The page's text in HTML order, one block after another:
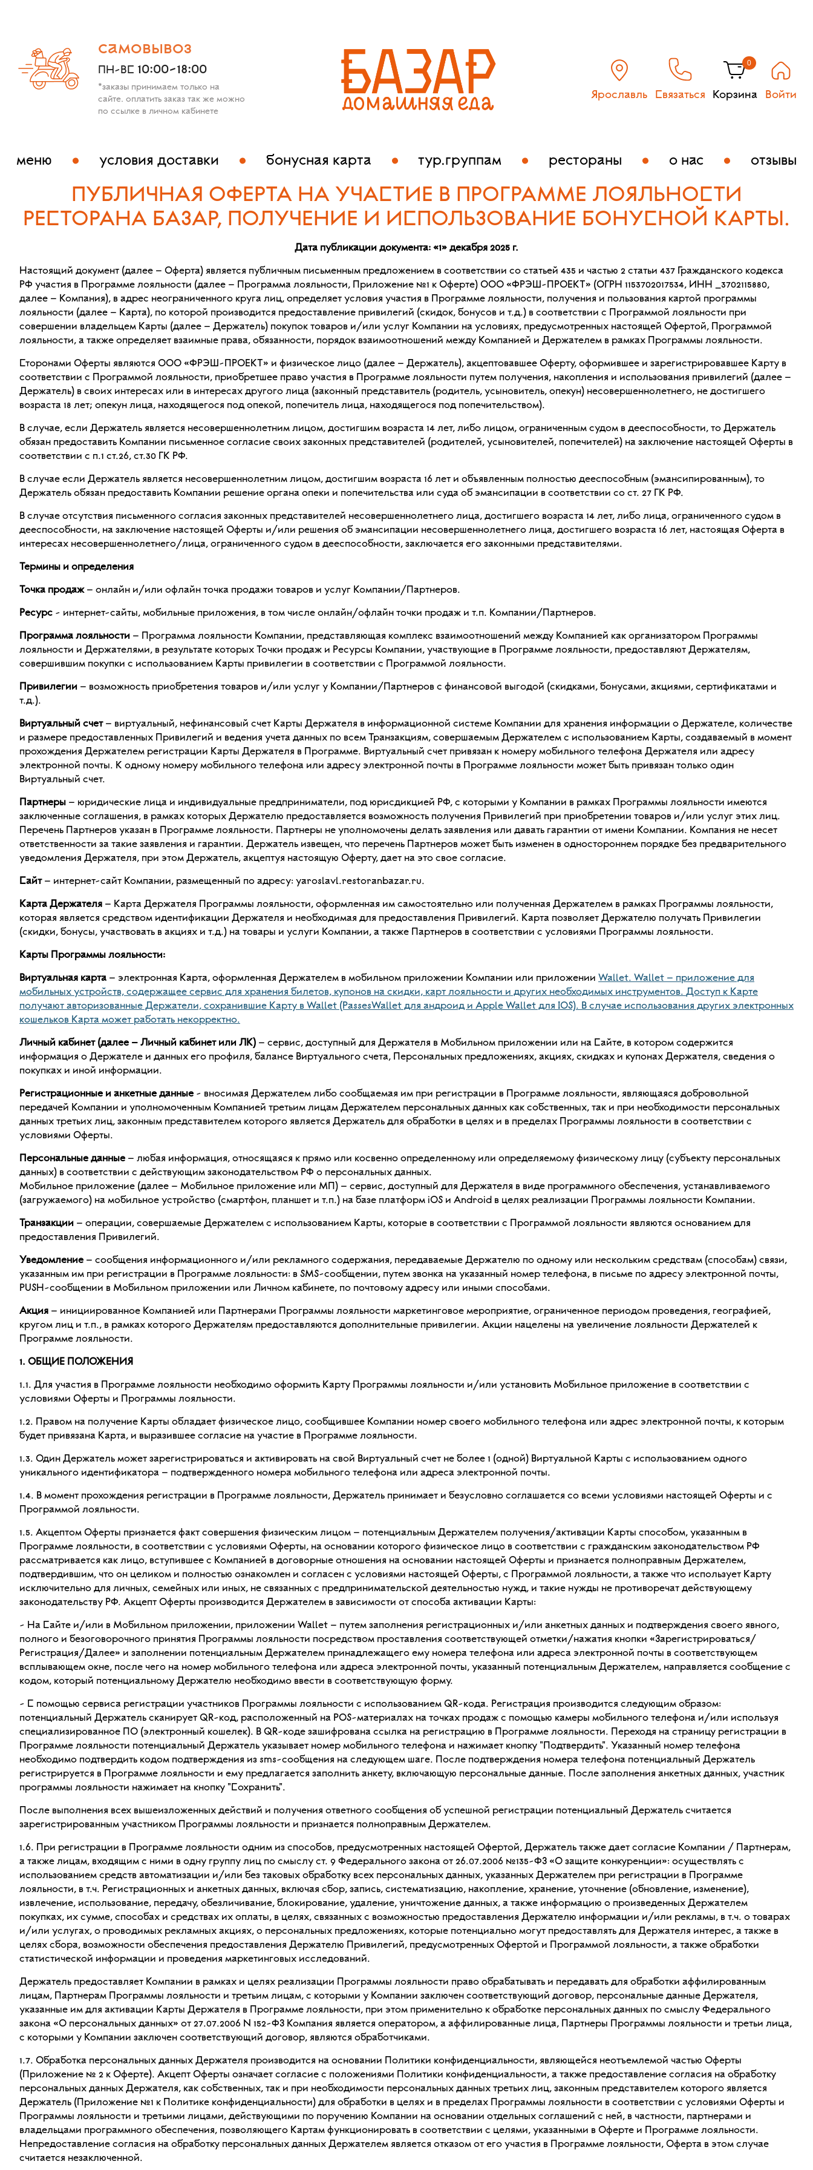
самовывоз
ПН-ВС 10:00-18:00
*заказы принимаем только на
сайте. оплатить заказ так же можно
по ссылке в личном кабинете
Ярославль Связаться
0
Корзина Войти
меню условия доставки бонусная карта тур.группам рестораны о нас отзывы
ПУБЛИЧНАЯ ОФЕРТА НА УЧАСТИЕ В ПРОГРАММЕ ЛОЯЛЬНОСТИ
РЕСТОРАНА БАЗАР, ПОЛУЧЕНИЕ И ИСПОЛЬЗОВАНИЕ БОНУСНОЙ КАРТЫ.
Дата публикации документа: «1» декабря 2025 г.
Настоящий документ (далее – Оферта) является публичным письменным предложением в соответствии со статьей 435 и частью 2 статьи 437 Гражданского кодекса
РФ участия в Программе лояльности (далее – Программа лояльности, Приложение №1 к Оферте) ООО «ФРЭШ-ПРОЕКТ» (ОГРН 1153702017534, ИНН _3702115880,
далее – Компания), в адрес неограниченного круга лиц, определяет условия участия в Программе лояльности, получения и пользования картой программы
лояльности (далее – Карта), по которой производится предоставление привилегий (скидок, бонусов и т.д.) в соответствии с Программой лояльности при
совершении владельцем Карты (далее – Держатель) покупок товаров и/или услуг Компании на условиях, предусмотренных настоящей Офертой, Программой
лояльности, а также определяет взаимные права, обязанности, порядок взаимоотношений между Компанией и Держателем в рамках Программы лояльности.
Сторонами Оферты являются ООО «ФРЭШ-ПРОЕКТ» и физическое лицо (далее – Держатель), акцептовавшее Оферту, оформившее и зарегистрировавшее Карту в
соответствии с Программой лояльности, приобретшее право участия в Программе лояльности путем получения, накопления и использования привилегий (далее –
Держатель) в своих интересах или в интересах другого лица (законный представитель (родитель, усыновитель, опекун) несовершеннолетнего, не достигшего
возраста 18 лет; опекун лица, находящегося под опекой, попечитель лица, находящегося под попечительством).
В случае, если Держатель является несовершеннолетним лицом, достигшим возраста 14 лет, либо лицом, ограниченным судом в дееспособности, то Держатель
обязан предоставить Компании письменное согласие своих законных представителей (родителей, усыновителей, попечителей) на заключение настоящей Оферты в
соответствии с п.1 ст.26, ст.30 ГК РФ.
В случае если Держатель является несовершеннолетним лицом, достигшим возраста 16 лет и объявленным полностью дееспособным (эмансипированным), то
Держатель обязан предоставить Компании решение органа опеки и попечительства или суда об эмансипации в соответствии со ст. 27 ГК РФ.
В случае отсутствия письменного согласия законных представителей несовершеннолетнего лица, достигшего возраста 14 лет, либо лица, ограниченного судом в
дееспособности, на заключение настоящей Оферты и/или решения об эмансипации несовершеннолетнего лица, достигшего возраста 16 лет, настоящая Оферта в
интересах несовершеннолетнего/лица, ограниченного судом в дееспособности, заключается его законными представителями.
Термины и определения
Точка продаж– онлайн и/или офлайн точка продажи товаров и услуг Компании/Партнеров.
Ресурс - интернет-сайты, мобильные приложения, в том числе онлайн/офлайн точки продаж и т.п. Компании/Партнеров.
Программа лояльности – Программа лояльности Компании, представляющая комплекс взаимоотношений между Компанией как организатором Программы
лояльности и Держателями, в результате которых Точки продаж и Ресурсы Компании, участвующие в Программе лояльности, предоставляют Держателям,
совершившим покупки с использованием Карты привилегии в соответствии с Программой лояльности.
Привилегии – возможность приобретения товаров и/или услуг у Компании/Партнеров с финансовой выгодой (скидками, бонусами, акциями, сертификатами и
т.д.).
Виртуальный счет– виртуальный, нефинансовый счет Карты Держателя в информационной системе Компании для хранения информации о Держателе, количестве
и размере предоставленных Привилегий и ведения учета данных по всем Транзакциям, совершаемым Держателем с использованием Карты, создаваемый в момент
прохождения Держателем регистрации Карты Держателя в Программе. Виртуальный счет привязан к номеру мобильного телефона Держателя или адресу
электронной почты. К одному номеру мобильного телефона или адресу электронной почты в Программе лояльности может быть привязан только один
Виртуальный счет.
Партнеры – юридические лица и индивидуальные предприниматели, под юрисдикцией РФ, с которыми у Компании в рамках Программы лояльности имеются
заключенные соглашения, в рамках которых Держателю предоставляется возможность получения Привилегий при приобретении товаров и/или услуг этих лиц.
Перечень Партнеров указан в Программе лояльности. Партнеры не уполномочены делать заявления или давать гарантии от имени Компании. Компания не несет
ответственности за такие заявления и гарантии. Держатель извещен, что перечень Партнеров может быть изменен в одностороннем порядке без предварительного
уведомления Держателя, при этом Держатель, акцептуя настоящую Оферту, дает на это свое согласие.
Сайт– интернет-сайт Компании, размещенный по адресу: yaroslavl.restoranbazar.ru.
Карта Держателя – Карта Держателя Программы лояльности, оформленная им самостоятельно или полученная Держателем в рамках Программы лояльности,
которая является средством идентификации Держателя и необходимая для предоставления Привилегий. Карта позволяет Держателю получать Привилегии
(скидки, бонусы, участвовать в акциях и т.д.) на товары и услуги Компании, а также Партнеров в соответствии с условиями Программы лояльности.
Карты Программы лояльности:
Виртуальная карта– электронная Карта, оформленная Держателем в мобильном приложении Компании или приложении Wallet. Wallet – приложение для
мобильных устройств, содержащее сервис для хранения билетов, купонов на скидки, карт лояльности и других необходимых инструментов. Доступ к Карте
получают авторизованные Держатели, сохранившие Карту в Wallet (PassesWallet для андроид и Apple Wallet для IOS). В случае использования других электронных
кошельков Карта может работать некорректно.
Личный кабинет (далее – Личный кабинет или ЛК) – сервис, доступный для Держателя в Мобильном приложении или на Сайте, в котором содержится
информация о Держателе и данных его профиля, балансе Виртуального счета, Персональных предложениях, акциях, скидках и купонах Держателя, сведения о
покупках и иной информации.
Регистрационные и анкетные данные - вносимая Держателем либо сообщаемая им при регистрации в Программе лояльности, являющаяся добровольной
передачей Компании и уполномоченным Компанией третьим лицам Держателем персональных данных как собственных, так и при необходимости персональных
данных третьих лиц, законным представителем которого является Держатель для обработки в целях и в пределах Программы лояльности в соответствии с
условиями Оферты.
Персональные данные – любая информация, относящаяся к прямо или косвенно определенному или определяемому физическому лицу (субъекту персональных
данных) в соответствии с действующим законодательством РФ о персональных данных.
Мобильное приложение (далее – Мобильное приложение или МП) – сервис, доступный для Держателя в виде программного обеспечения, устанавливаемого
(загружаемого) на мобильное устройство (смартфон, планшет и т.п.) на базе платформ iOS и Android в целях реализации Программы лояльности Компании.
Транзакции – операции, совершаемые Держателем с использованием Карты, которые в соответствии с Программой лояльности являются основанием для
предоставления Привилегий.
Уведомление – сообщения информационного и/или рекламного содержания, передаваемые Держателю по одному или нескольким средствам (способам) связи,
указанным им при регистрации в Программе лояльности: в SMS-сообщении, путем звонка на указанный номер телефона, в письме по адресу электронной почты,
PUSH-сообщении в Мобильном приложении или Личном кабинете, по почтовому адресу или иными способами.
Акция – инициированное Компанией или Партнерами Программы лояльности маркетинговое мероприятие, ограниченное периодом проведения, географией,
кругом лиц и т.п., в рамках которого Держателям предоставляются дополнительные привилегии. Акции нацелены на увеличение лояльности Держателей к
Программе лояльности.
1. ОБЩИЕ ПОЛОЖЕНИЯ
1.1. Для участия в Программе лояльности необходимо оформить Карту Программы лояльности и/или установить Мобильное приложение в соответствии с
условиями Оферты и Программы лояльности.
1.2. Правом на получение Карты обладает физическое лицо, сообщившее Компании номер своего мобильного телефона или адрес электронной почты, к которым
будет привязана Карта, и выразившее согласие на участие в Программе лояльности.
1.3. Один Держатель может зарегистрироваться и активировать на свой Виртуальный счет не более 1 (одной) Виртуальной Карты с использованием одного
уникального идентификатора – подтвержденного номера мобильного телефона или адреса электронной почты.
1.4. В момент прохождения регистрации в Программе лояльности, Держатель принимает и безусловно соглашается со всеми условиями настоящей Оферты и с
Программой лояльности.
1.5. Акцептом Оферты признается факт совершения физическим лицом – потенциальным Держателем получения/активации Карты способом, указанным в
Программе лояльности, в соответствии с условиями Оферты, на основании которого физическое лицо в соответствии с гражданским законодательством РФ
рассматривается как лицо, вступившее с Компанией в договорные отношения на основании настоящей Оферты и признается полноправным Держателем,
подтвердившим, что он целиком и полностью ознакомлен и согласен с условиями настоящей Оферты, с Программой лояльности, а также что использует Карту
исключительно для личных, семейных или иных, не связанных с предпринимательской деятельностью нужд, и такие нужды не противоречат действующему
законодательству РФ. Акцепт Оферты производится Держателем в зависимости от способа активации Карты:
- На Сайте и/или в Мобильном приложении, приложении Wallet – путем заполнения регистрационных и/или анкетных данных и подтверждения своего явного,
полного и безоговорочного принятия Программы лояльности посредством проставления соответствующей отметки/нажатия кнопки «Зарегистрироваться/
Регистрация/Далее» и заполнении потенциальным Держателем принадлежащего ему номера телефона или адреса электронной почты в соответствующем
всплывающем окне, после чего на номер мобильного телефона или адреса электронной почты, указанный потенциальным Держателем, направляется сообщение с
кодом, который потенциальному Держателю необходимо ввести в соответствующую форму.
- С помощью сервиса регистрации участников Программы лояльности с использованием QR-кода. Регистрация производится следующим образом:
потенциальный Держатель сканирует QR-код, расположенный на POS-материалах на точках продаж с помощью камеры мобильного телефона и/или используя
специализированное ПО (электронный кошелек). В QR-коде зашифрована ссылка на регистрацию в Программе лояльности. Переходя на страницу регистрации в
Программе лояльности потенциальный Держатель указывает номер мобильного телефона и нажимает кнопку "Подтвердить". Указанный номер телефона
необходимо подтвердить кодом подтверждения из sms-сообщения на следующем шаге. После подтверждения номера телефона потенциальный Держатель
регистрируется в Программе лояльности и ему предлагается заполнить анкету, включающую персональные данные. После заполнения анкетных данных, участник
программы лояльности нажимает на кнопку "Сохранить".
После выполнения всех вышеизложенных действий и получения ответного сообщения об успешной регистрации потенциальный Держатель считается
зарегистрированным участником Программы лояльности и признается полноправным Держателем.
1.6. При регистрации в Программе лояльности одним из способов, предусмотренных настоящей Офертой, Держатель также дает согласие Компании / Партнерам,
а также лицам, входящим с ними в одну группу лиц по смыслу ст. 9 Федерального закона от 26.07.2006 №135-ФЗ «О защите конкуренции»: осуществлять с
использованием средств автоматизации и/или без таковых обработку всех персональных данных, указанных Держателем при регистрации в Программе
лояльности, в т.ч. Регистрационных и анкетных данных, включая сбор, запись, систематизацию, накопление, хранение, уточнение (обновление, изменение),
извлечение, использование, передачу, обезличивание, блокирование, удаление, уничтожение данных, а также информацию о произведенных Держателем
покупках, их сумме, способах и средствах их оплаты, в целях, связанных с возможностью предоставления Держателю информации и/или рекламы, в т.ч. о товарах
и/или услугах, о проводимых рекламных акциях, о персональных предложениях, которые потенциально могут предоставлять для Держателя интерес, а также в
целях сбора, возможности обеспечения предоставления Держателю Привилегий, предусмотренных Офертой и Программой лояльности, а также обработки
статистической информации и проведения маркетинговых исследований.
Держатель предоставляет Компании в рамках и целях реализации Программы лояльности право обрабатывать и передавать для обработки аффилированным
лицам, Партнерам Программы лояльности и третьим лицам, с которыми у Компании заключен соответствующий договор, персональные данные Держателя,
указанные им для активации Карты Держателя в Программе лояльности, при этом применительно к обработке персональных данных по смыслу Федерального
закона «О персональных данных» от 27.07.2006 N 152-ФЗ Компания является оператором, а аффилированные лица, Партнеры Программы лояльности и третьи лица,
с которыми у Компании заключен соответствующий договор, являются обработчиками.
1.7. Обработка персональных данных Держателя производится на основании Политики конфиденциальности, являющейся неотъемлемой частью Оферты
(Приложение № 2 к Оферте). Акцепт Оферты означает согласие с положениями Политики конфиденциальности, а также предоставление согласия на обработку
персональных данных Держателя, как собственных, так и при необходимости персональных данных третьих лиц, законным представителем которого является
Держатель (Приложение №1 к Политике конфиденциальности) для обработки в целях и в пределах Программы лояльности в соответствии с условиями Оферты и
Программы лояльности и третьими лицами, действующими по поручению Компании на основании отдельных соглашений с ней, в частности, партнерами и
владельцами программного обеспечения, позволяющего Картам функционировать в соответствии с целями, указанными в Оферте и Программе лояльности.
Непредоставление согласия на обработку персональных данных Держателем является отказом от его участия в Программе лояльности, Оферта в этом случае
считается незаключенной.